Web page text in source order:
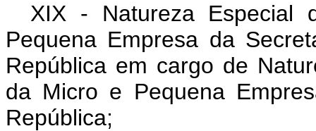
XIX - Natureza Especial
Pequena Empresa da
República em cargo de
da Micro e Pequena
República;